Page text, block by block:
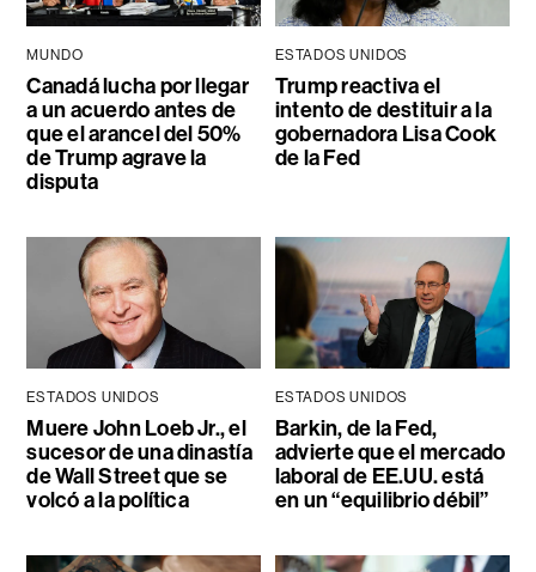
MUNDO
Canadá lucha por llegar
a un acuerdo antes de
que el arancel del 50%
de Trump agrave la
disputa
ESTADOS UNIDOS
Trump reactiva el
intento de destituir a la
gobernadora Lisa Cook
de la Fed
ESTADOS UNIDOS
Muere John Loeb Jr., el
sucesor de una dinastía
de Wall Street que se
volcó a la política
ESTADOS UNIDOS
Barkin, de la Fed,
advierte que el mercado
laboral de EE.UU. está
en un “equilibrio débil”